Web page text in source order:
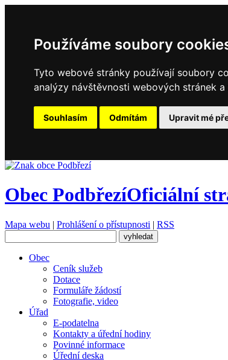
Používáme soubory
Tyto webové stránky používají soubory
analýzy návštěvnosti webových stránek
Souhlasím Odmítám Upravit mé
Obec PodbřezíOficiální
Mapa webu | Prohlášení o přístupnosti | RSS
Obec
Ceník služeb
Dotace
Formuláře žádostí
Fotografie, video
Úřad
E-podatelna
Kontakty a úřední hodiny
Povinné informace
Úřední deska